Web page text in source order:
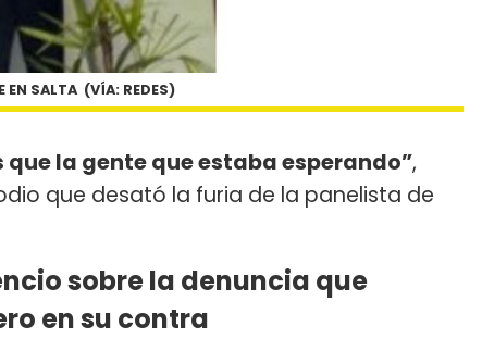
EN SALTA (VÍA: REDES)
la gente que estaba esperando”,
que desató la furia de la panelista de
sobre la denuncia que
en su contra